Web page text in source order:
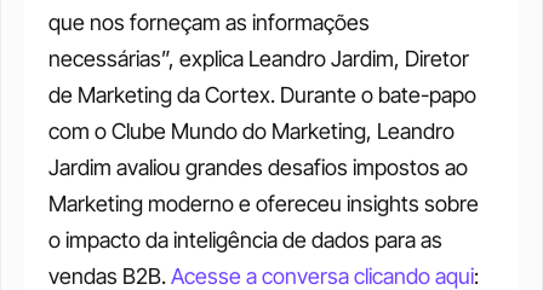
que nos forneçam as informações
necessárias”, explica Leandro Jardim, Diretor
de Marketing da Cortex. Durante o bate-papo
com o Clube Mundo do Marketing, Leandro
Jardim avaliou grandes desafios impostos ao
Marketing moderno e ofereceu insights sobre
o impacto da inteligência de dados para as
vendas B2B. Acesse a conversa clicando aqui: